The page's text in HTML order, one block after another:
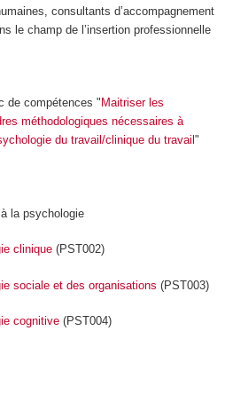
consultants d’accompagnement
le champ de l’insertion professionnelle
de compétences " Maitriser les
méthodologiques nécessaires à
du travail/clinique du travail "
la psychologie
clinique (PST002)
sociale et des organisations (PST003)
cognitive (PST004)